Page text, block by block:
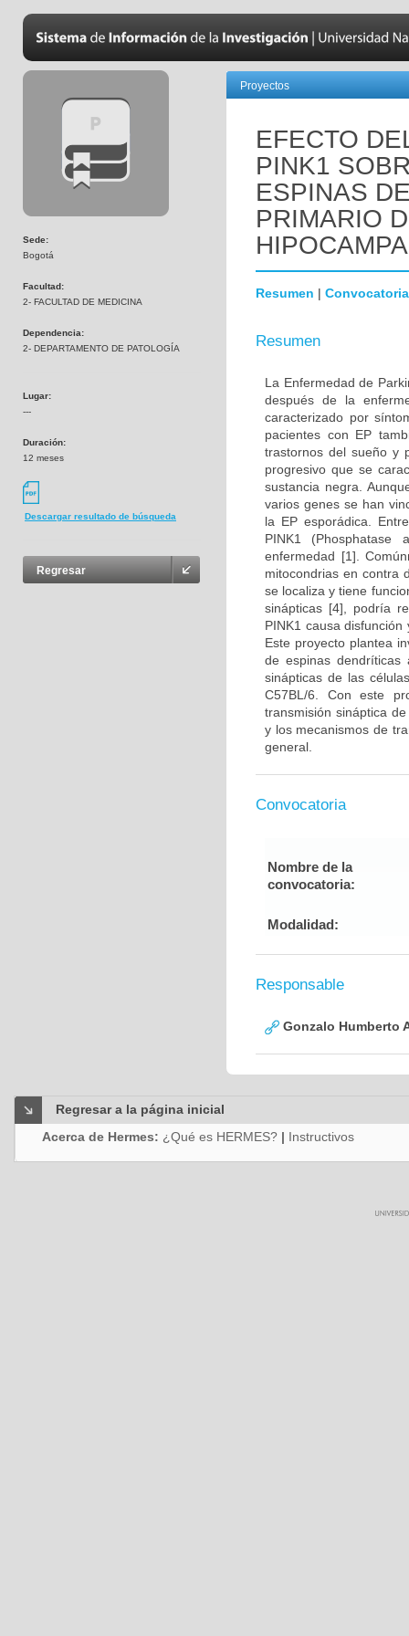
Sede:
Bogotá
Facultad:
2- FACULTAD DE MEDICINA
Dependencia:
2- DEPARTAMENTO DE PATOLOGÍA
Lugar:
---
Duración:
12 meses
Descargar resultado de búsqueda
Regresar
Proyectos
EFECTO
PINK1
ESPINAS
PRIMARIO
Resumen | Convocatoria
Resumen
La Enfermedad de
después de la
caracterizado por
pacientes con EP
trastornos del sueño y
progresivo que se
sustancia negra.
varios genes se han
la EP esporádica.
PINK1
enfermedad [1].
mitocondrias en contra
se localiza y tiene
sinápticas [4], podría
PINK1 causa
Este proyecto plantea
de espinas
sinápticas de las
C57BL/6. Con este
transmisión sináptica
y los mecanismos de
general.
Convocatoria
Nombre de la
convocatoria:
Modalidad:
Responsable
Gonzalo Humberto
Regresar a la página inicial
Acerca de Hermes: ¿Qué es HERMES? | Instructivos